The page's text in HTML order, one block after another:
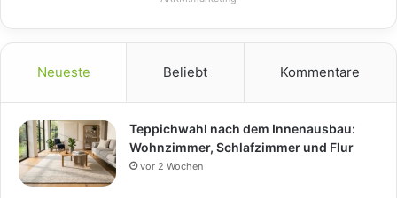
Neueste Beliebt Kommentare
Teppichwahl nach dem Innenausbau:
Wohnzimmer, Schlafzimmer und Flur
vor 2 Wochen